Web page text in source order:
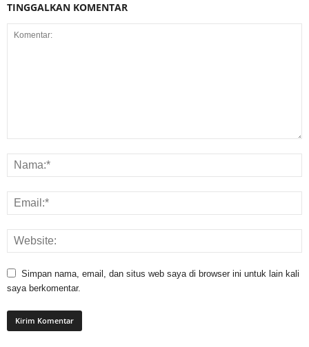
TINGGALKAN KOMENTAR
Simpan nama, email, dan situs web saya di browser ini untuk lain kali
saya berkomentar.